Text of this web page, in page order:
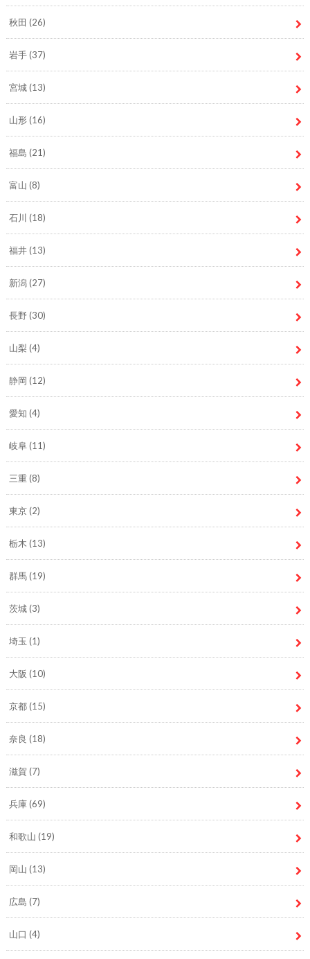
秋田 (26)
岩手(37)
宮城(13)
山形(16)
福島 (21)
富山 (8)
石川 (18)
福井(13)
新潟(27)
長野(30)
山梨 (4)
静岡 (12)
愛知 (4)
岐阜(11)
三重 (8)
東京(2)
栃木 (13)
群馬(19)
茨城(3)
埼玉 (1)
大阪 (10)
京都(15)
奈良 (18)
滋賀 (7)
兵庫(69)
和歌山 (19)
岡山 (13)
広島 (7)
山口 (4)